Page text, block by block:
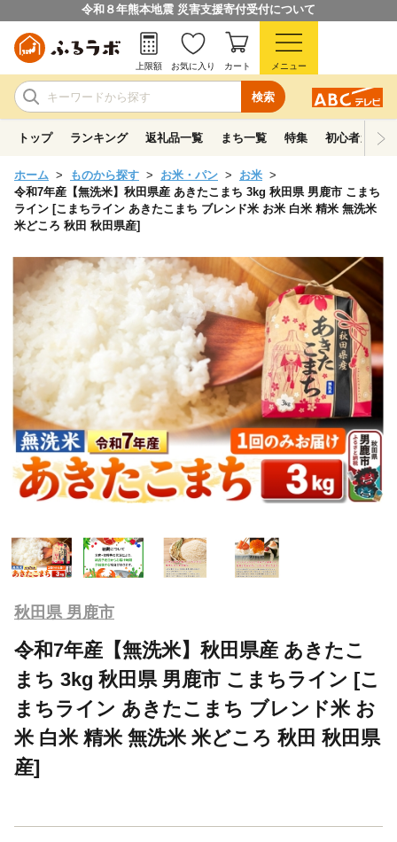
令和８年熊本地震 災害支援寄付受付について
検索
上限額 お気に入り カート メニュー
トップ ランキング 返礼品一覧 まち一覧 特集 初心者ガイド
ホーム ものから探す お米・パン
お米
令和7年産【無洗米】秋田県産 あきたこまち 3kg 秋田県 男鹿市 こまち
ライン [こまちライン あきたこまち ブレンド米 お米 白米 精米 無洗米
米どころ 秋田 秋田県産]
秋田県 男鹿市
令和7年産【無洗米】秋田県産 あきたこ
まち 3kg 秋田県 男鹿市 こまちライン [こ
まちライン あきたこまち ブレンド米 お
米 白米 精米 無洗米 米どころ 秋田 秋田県
産]